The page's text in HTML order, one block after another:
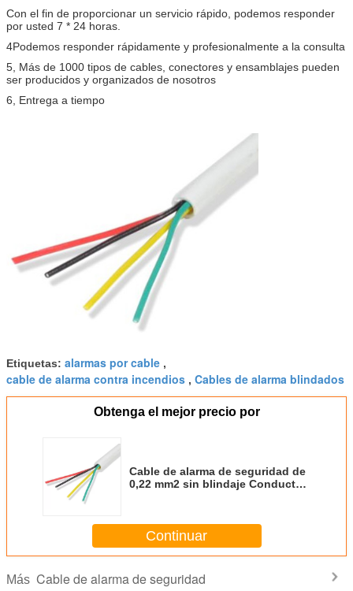
Con el fin de proporcionar un servicio rápido, podemos responder
por usted 7 * 24 horas.
4Podemos responder rápidamente y profesionalmente a la consulta
5, Más de 1000 tipos de cables, conectores y ensamblajes pueden
ser producidos y organizados de nosotros
6, Entrega a tiempo
Etiquetas: alarmas por cable ,
cable de alarma contra incendios , Cables de alarma blindados
Obtenga el mejor precio por
Cable de alarma de seguridad de
0,22 mm2 sin blindaje Conductor
Continuar
Más Cable de alarma de seguridad